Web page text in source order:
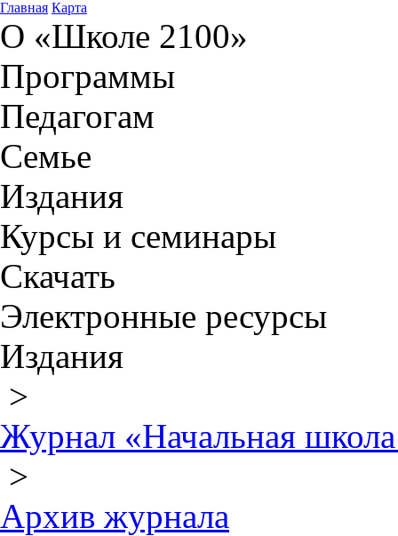
Главная Карта
О «Школе 2100»
Программы
Педагогам
Семье
Издания
Курсы и семинары
Скачать
Электронные ресурсы
Издания
>
Журнал «Начальная
>
Архив журнала